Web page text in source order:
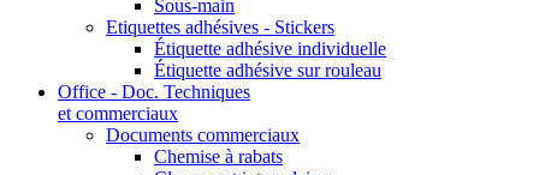
Sous-main
Etiquettes adhésives - Stickers
Étiquette adhésive individuelle
Étiquette adhésive sur rouleau
Office - Doc. Techniques
et commerciaux
Documents commerciaux
Chemise à rabats